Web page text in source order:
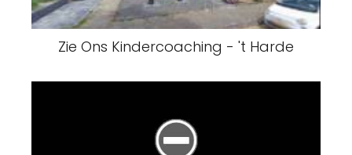
Zie Ons Kindercoaching - 't Harde